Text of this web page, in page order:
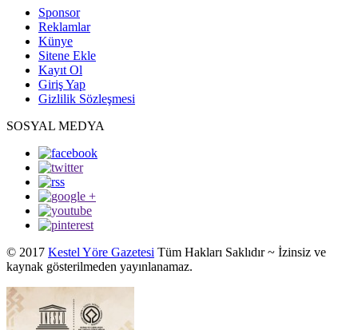
Sponsor
Reklamlar
Künye
Sitene Ekle
Kayıt Ol
Giriş Yap
Gizlilik Sözleşmesi
SOSYAL MEDYA
© 2017 Kestel Yöre Gazetesi Tüm Hakları Saklıdır ~ İzinsiz ve
kaynak gösterilmeden yayınlanamaz.